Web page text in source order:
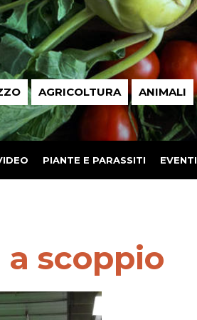
AGRICOLTURA ANIMALI
PIANTE E PARASSITI EVENTI
scoppio